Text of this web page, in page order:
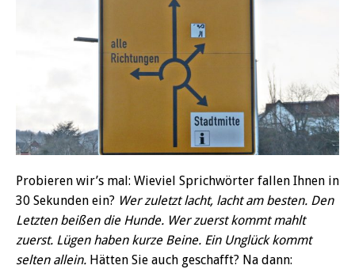
Probieren wir’s mal: Wieviel Sprichwörter fallen Ihnen in
30 Sekunden ein? Wer zuletzt lacht, lacht am besten. Den
Letzten beißen die Hunde. Wer zuerst kommt mahlt
zuerst. Lügen haben kurze Beine. Ein Unglück kommt
selten allein. Hätten Sie auch geschafft? Na dann: